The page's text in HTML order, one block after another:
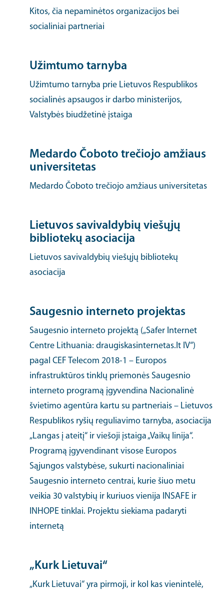
Kitos, čia nepaminėtos organizacijos bei
socialiniai partneriai
Užimtumo tarnyba
Užimtumo tarnyba prie Lietuvos Respublikos
socialinės apsaugos ir darbo ministerijos,
Valstybės biudžetinė įstaiga
Medardo Čoboto trečiojo amžiaus
universitetas
Medardo Čoboto trečiojo amžiaus universitetas
Lietuvos savivaldybių viešųjų
bibliotekų asociacija
Lietuvos savivaldybių viešųjų bibliotekų
asociacija
Saugesnio interneto projektas
Saugesnio interneto projektą („Safer Internet
Centre Lithuania: draugiskasinternetas.lt IV“)
pagal CEF Telecom 2018-1 – Europos
infrastruktūros tinklų priemonės Saugesnio
interneto programą įgyvendina Nacionalinė
švietimo agentūra kartu su partneriais – Lietuvos
Respublikos ryšių reguliavimo tarnyba, asociacija
„Langas į ateitį“ ir viešoji įstaiga „Vaikų linija“.
Programą įgyvendinant visose Europos
Sąjungos valstybėse, sukurti nacionaliniai
Saugesnio interneto centrai, kurie šiuo metu
veikia 30 valstybių ir kuriuos vienija INSAFE ir
INHOPE tinklai. Projektu siekiama padaryti
internetą
„Kurk Lietuvai“
„Kurk Lietuvai“ yra pirmoji, ir kol kas vienintelė,